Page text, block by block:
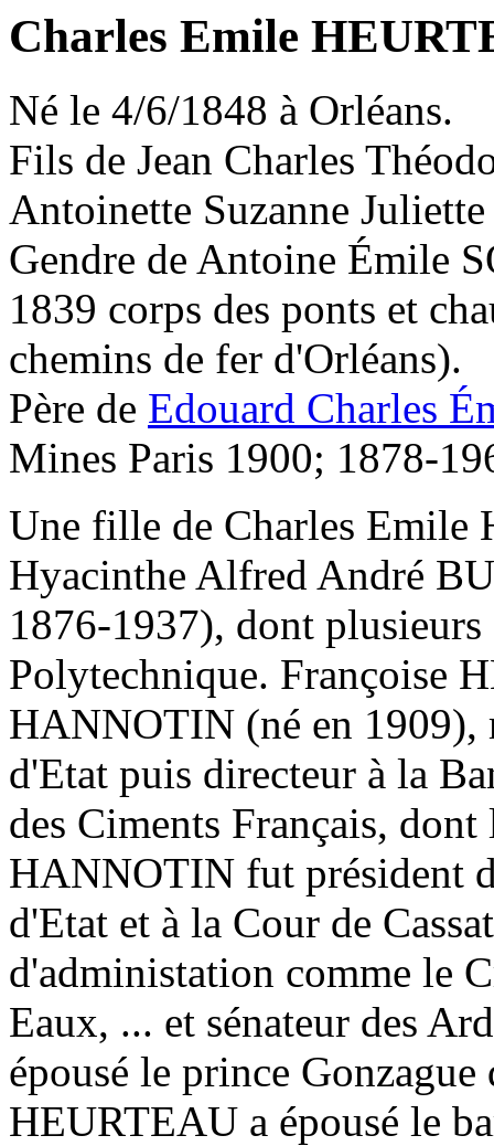
Charles Emile
Né le 4/6/1848 à Orléans.
Fils de Jean Charles
Antoinette Suzanne
Gendre de Antoine Émile
1839 corps des ponts et
chemins de fer d'Orléans).
Père de Edouard Charles
Mines Paris 1900; 1878-
Une fille de Charles Emile
Hyacinthe Alfred André
1876-1937), dont plusieurs
Polytechnique. Françoise
HANNOTIN (né en 1909),
d'Etat puis directeur à la
des Ciments Français,
HANNOTIN fut président
d'Etat et à la Cour de
d'administation comme le
Eaux, ... et sénateur des
épousé le prince
HEURTEAU a épousé le